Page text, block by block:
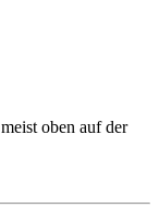
oben auf der